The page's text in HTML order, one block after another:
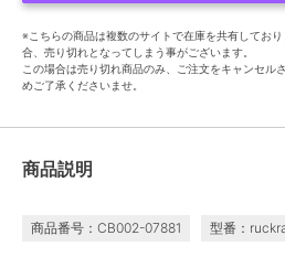
※こちらの商品は複数のサイトで在庫を共有してお
合、売り切れとなってしまう事がございます。
この場合は売り切れ商品のみ、ご注文をキャンセル
めご了承くださいませ。
商品説明
商品番号：CB002-07881 型番：